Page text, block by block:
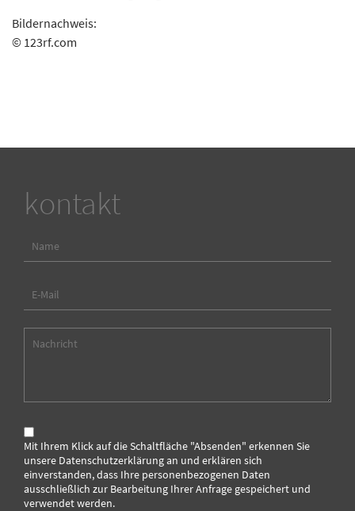
Bildernachweis:
© 123rf.com
kontakt
Mit Ihrem Klick auf die Schaltfläche "Absenden" erkennen Sie
unsere Datenschutzerklärungan und erklären sich
einverstanden, dass Ihre personenbezogenen Daten
ausschließlich zur Bearbeitung Ihrer Anfrage gespeichert und
verwendet werden.